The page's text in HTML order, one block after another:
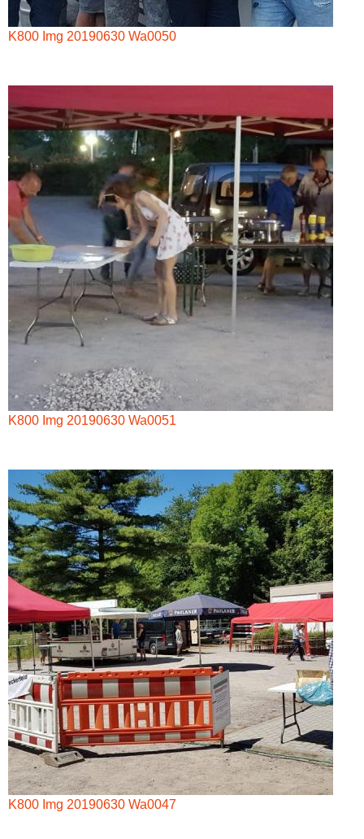
K800 Img 20190630 Wa0050
K800 Img 20190630 Wa0051
K800 Img 20190630 Wa0047